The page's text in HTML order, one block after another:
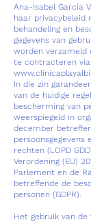
Ana-Isabel García
haar privacybeleid
behandeling en
gegevens van
worden verzameld
te contracteren
In die zin
van de huidige
bescherming van
weerspiegeld in
december
persoonsgegevens
rechten (LOPD
Verordening (EU)
Parlement en de
betreffende de
personen (GDPR).
Het gebruik van